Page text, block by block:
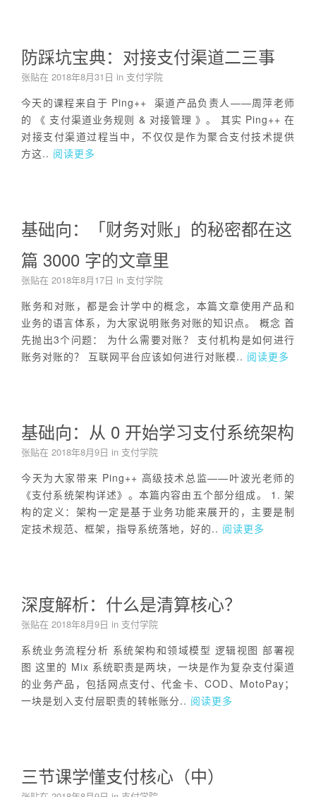
防踩坑宝典：对接支付渠道二三事
张贴在 2018年8月31日 in 支付学院
今天的课程来自于 Ping++ 渠道产品负责人——周萍老师
的 《 支付渠道业务规则 & 对接管理 》。 其实 Ping++ 在
对接支付渠道过程当中，不仅仅是作为聚合支付技术提供
方这.. 阅读更多
基础向：「财务对账」的秘密都在这
篇 3000 字的文章里
张贴在 2018年8月17日 in 支付学院
账务和对账，都是会计学中的概念，本篇文章使用产品和
业务的语言体系，为大家说明账务对账的知识点。 概念 首
先抛出3个问题： 为什么需要对账？ 支付机构是如何进行
账务对账的？ 互联网平台应该如何进行对账模.. 阅读更多
基础向：从 0 开始学习支付系统架构
张贴在 2018年8月9日 in 支付学院
今天为大家带来 Ping++ 高级技术总监——叶波光老师的
《支付系统架构详述》。本篇内容由五个部分组成。 1. 架
构的定义：架构一定是基于业务功能来展开的，主要是制
定技术规范、框架，指导系统落地，好的.. 阅读更多
深度解析：什么是清算核心？
张贴在 2018年8月9日 in 支付学院
系统业务流程分析 系统架构和领域模型 逻辑视图 部署视
图 这里的 Mix 系统职责是两块，一块是作为复杂支付渠道
的业务产品，包括网点支付、代金卡、COD、MotoPay；
一块是划入支付层职责的转帐账分.. 阅读更多
三节课学懂支付核心（中）